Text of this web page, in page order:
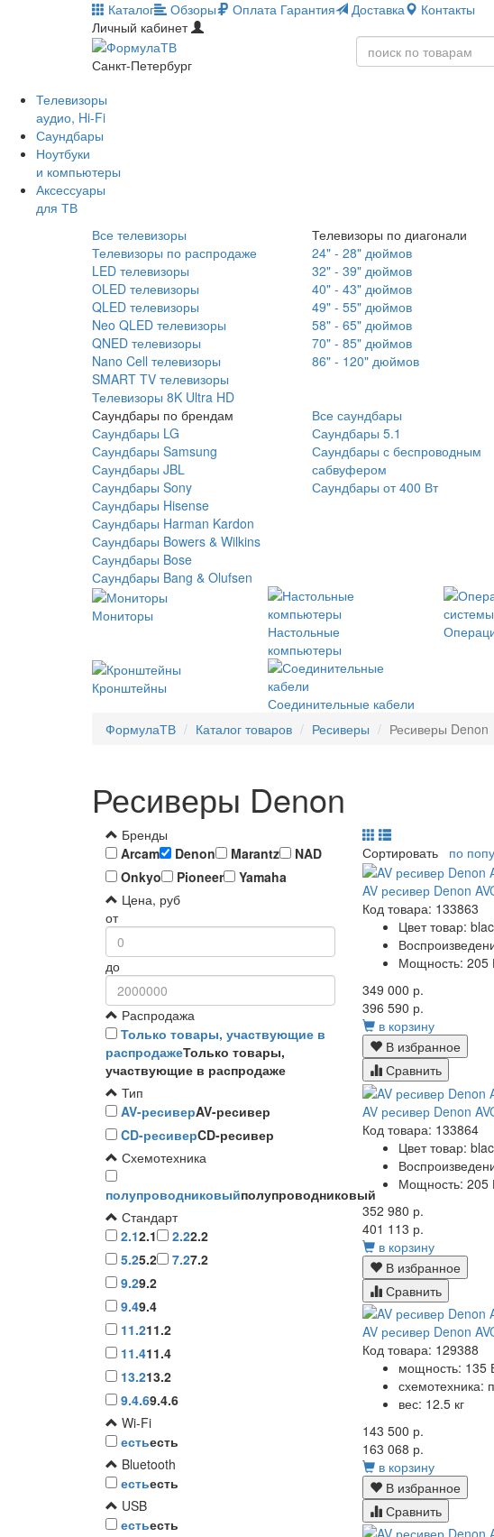
Каталог Обзоры Оплата Гарантия Доставка
Контакты
Личный кабинет
Санкт-Петербург
Телевизоры
аудио, Hi-Fi
Саундбары
Ноутбуки
и компьютеры
Аксессуары
для ТВ
Все телевизоры
Телевизоры по распродаже
LED телевизоры
OLED телевизоры
QLED телевизоры
Neo QLED телевизоры
QNED телевизоры
Nano Cell телевизоры
SMART TV телевизоры
Телевизоры 8K Ultra HD
Телевизоры по диагонали
24" - 28" дюймов
32" - 39" дюймов
40" - 43" дюймов
49" - 55" дюймов
58" - 65" дюймов
70" - 85" дюймов
86" - 120" дюймов
Саундбары по брендам
Саундбары LG
Саундбары Samsung
Саундбары JBL
Саундбары Sony
Саундбары Hisense
Саундбары Harman Kardon
Саундбары Bowers & Wilkins
Саундбары Bose
Саундбары Bang & Olufsen
Все саундбары
Саундбары 5.1
Саундбары с беспроводным
сабвуфером
Саундбары от 400 Вт
Мониторы
Настольные
компьютеры
Кронштейны
Соединительные кабели
ФормулаТВ
Каталог товаров Ресиверы Ресиверы Denon
Ресиверы Denon
Бренды
Arcam
Denon Marantz
NAD
Onkyo
Pioneer
Yamaha
Цена, руб
от
до
Распродажа
Только товары, участвующие в
распродажеТолько товары,
участвующие в распродаже
Тип
AV-ресиверAV-ресивер
CD-ресиверCD-ресивер
Схемотехника
полупроводниковыйполупроводниковый
Стандарт
2.12.1 2.22.2
5.25.2 7.27.2
9.29.2
9.49.4
11.211.2
11.411.4
13.213.2
9.4.69.4.6
Wi-Fi
естьесть
Bluetooth
естьесть
USB
естьесть
Сортировать по
AV ресивер Denon
Код товара: 133863
Цвет товар:
Мощность: 205
349 000 р.
396 590 р.
в корзину
В избранное
Сравнить
AV ресивер Denon
Код товара: 133864
Цвет товар:
Мощность: 205
352 980 р.
401 113 р.
в корзину
В избранное
Сравнить
AV ресивер Denon
Код товара: 129388
мощность: 135
схемотехника:
вес: 12.5 кг
143 500 р.
163 068 р.
в корзину
В избранное
Сравнить